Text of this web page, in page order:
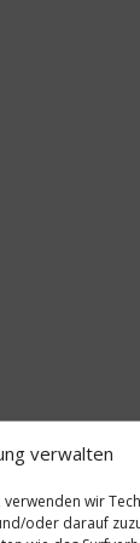
verwalten
wir
oder darauf